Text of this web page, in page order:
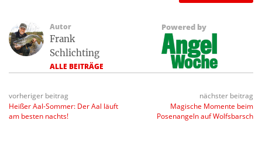
Autor
Frank
Schlichting
ALLE BEITRÄGE
Powered by
vorheriger beitrag
Heißer Aal-Sommer: Der Aal läuft
am besten nachts!
nächster beitrag
Magische Momente beim
Posenangeln auf Wolfsbarsch